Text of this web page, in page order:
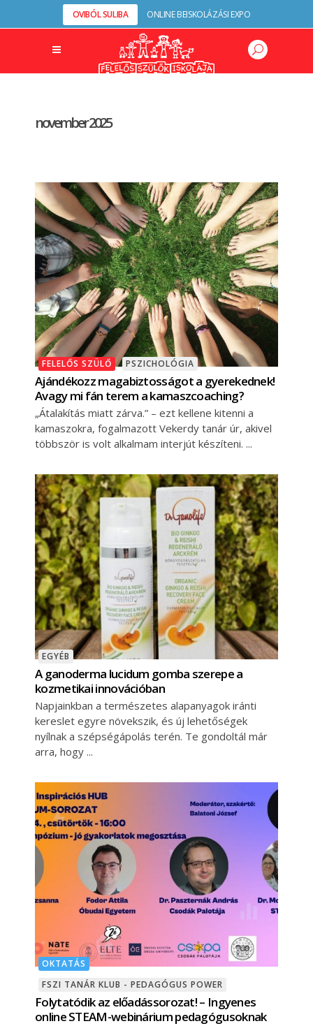
OVIBÓL SULIBA ONLINE BEISKOLÁZÁSI EXPO
november 2025
FELELŐS SZÜLŐ PSZICHOLÓGIA
Ajándékozz magabiztosságot a gyerekednek!
Avagy mi fán terem a kamaszcoaching?
„Átalakítás miatt zárva.” – ezt kellene kitenni a
kamaszokra, fogalmazott Vekerdy tanár úr, akivel
többször is volt alkalmam interjút készíteni.
EGYÉB
A ganoderma lucidum gomba szerepe a
kozmetikai innovációban
Napjainkban a természetes alapanyagok iránti
kereslet egyre növekszik, és új lehetőségek
nyílnak a szépségápolás terén. Te gondoltál már
arra, hogy
OKTATÁS
FSZI TANÁR KLUB - PEDAGÓGUS POWER
Folytatódik az előadássorozat! – Ingyenes
online STEAM-webinárium pedagógusoknak